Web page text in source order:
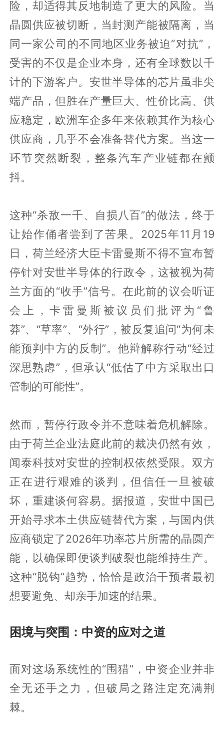
险，却适得其反地制造了更大的风险。当
晶圆供应被切断，当封测产能被隔离，当
同一家公司的不同地区业务被迫“对抗”，
受害的不仅是企业本身，还有全球数以千
计的下游客户。安世半导体的芯片虽非尖
端产品，但胜在产量巨大、性价比高、供
应稳定，欧洲车企多年来依赖其作为核心
供应商，几乎不会准备替代方案。当这一
环节突然断裂，整条汽车产业链都在颤
抖。
这种“杀敌一千、自损八百”的做法，终于
让始作俑者尝到了苦果。2025年11月19
日，荷兰经济大臣卡雷曼斯不得不宣布暂
停针对安世半导体的行政令，这被视为荷
兰方面的“收手”信号。在此前的议会听证
会上，卡雷曼斯被议员们批评为“鲁
莽”、“草率”、“外行”，被反复追问“为何未
能预判中方的反制”。他辩解称行动“经过
深思熟虑”，但承认“低估了中方采取出口
管制的可能性”。
然而，暂停行政令并不意味着危机解除。
由于荷兰企业法庭此前的裁决仍然有效，
闻泰科技对安世的控制权依然受限。双方
正在进行艰难的谈判，但信任一旦被破
坏，重建谈何容易。据报道，安世中国已
开始寻求本土供应链替代方案，与国内供
应商锁定了2026年功率芯片所需的晶圆产
能，以确保即便谈判破裂也能维持生产。
这种“脱钩”趋势，恰恰是政治干预者最初
想要避免、却亲手加速的结果。
困境与突围：中资的应对之道
面对这场系统性的“围猎”，中资企业并非
全无还手之力，但破局之路注定充满荆
棘。